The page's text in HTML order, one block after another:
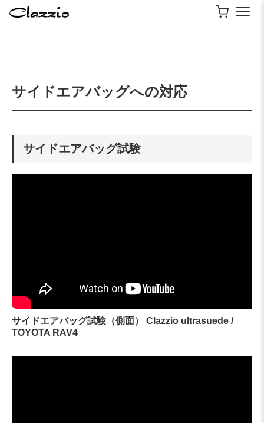
サイドエアバッグへの対応
サイドエアバッグ試験
サイドエアバッグ試験（側面） Clazzio ultrasuede /
TOYOTA RAV4